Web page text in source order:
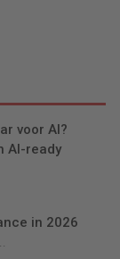
voor AI?
AI-ready
in 2026